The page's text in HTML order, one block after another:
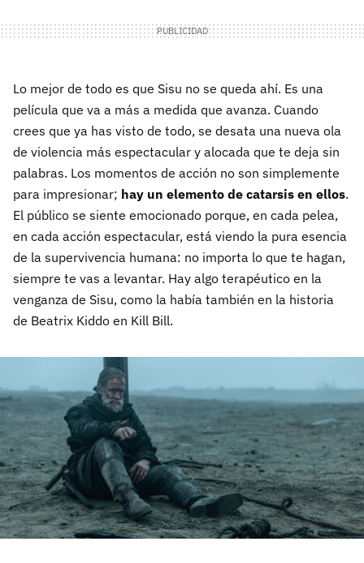
Lo mejor de todo es que Sisu no se queda ahí. Es una
película que va a más a medida que avanza. Cuando
crees que ya has visto de todo, se desata una nueva ola
de violencia más espectacular y alocada que te deja sin
palabras. Los momentos de acción no son simplemente
para impresionar; hay un elemento de catarsis en ellos.
El público se siente emocionado porque, en cada pelea,
en cada acción espectacular, está viendo la pura esencia
de la supervivencia humana: no importa lo que te hagan,
siempre te vas a levantar. Hay algo terapéutico en la
venganza de Sisu, como la había también en la historia
de Beatrix Kiddo en Kill Bill.